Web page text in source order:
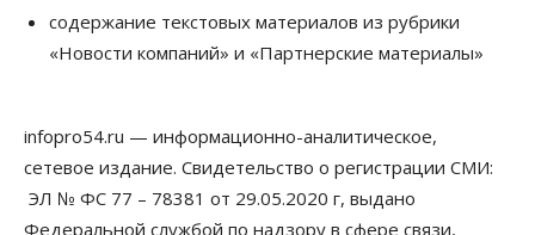
содержание текстовых материалов из рубрики
«Новости компаний» и «Партнерские материалы»
infopro54.ru — информационно-аналитическое,
сетевое издание. Свидетельство о регистрации СМИ:
ЭЛ № ФС 77 – 78381 от 29.05.2020 г, выдано
Федеральной службой по надзору в сфере связи,